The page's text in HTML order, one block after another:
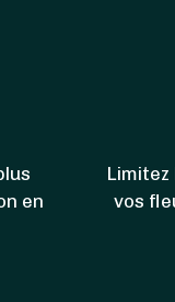
en
Limitez
vos